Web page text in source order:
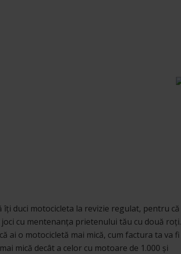
îți duci motocicleta la revizie regulat, pentru că
joci cu mentenanța prietenului tău cu două roți.
ai o motocicletă mai mică, cum factura ta va fi
mică decât a celor cu motoare de 1.000 și